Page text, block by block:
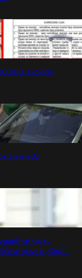
evo gde
među
rat koji su
izjave o „Oluji“ –